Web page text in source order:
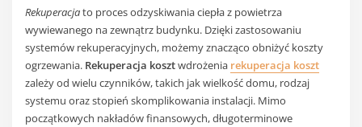
Rekuperacjato proces odzyskiwania ciepła z powietrza
wywiewanego na zewnątrz budynku. Dzięki zastosowaniu
systemów rekuperacyjnych, możemy znacząco obniżyć koszty
ogrzewania. Rekuperacja kosztwdrożenia rekuperacja koszt
zależy od wielu czynników, takich jak wielkość domu, rodzaj
systemu oraz stopień skomplikowania instalacji. Mimo
początkowych nakładów finansowych, długoterminowe